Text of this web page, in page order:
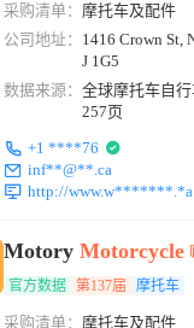
采购清单： 摩托车及配件
公司地址： 1416 Crown St,
J 1G5
数据来源：全球摩托车自
257页
+1 ****76
inf**@**.ca
http://www.w*******.*a
MotoryMotorcycle
官方数据 第137届 摩托车
采购清单： 摩托车及配件